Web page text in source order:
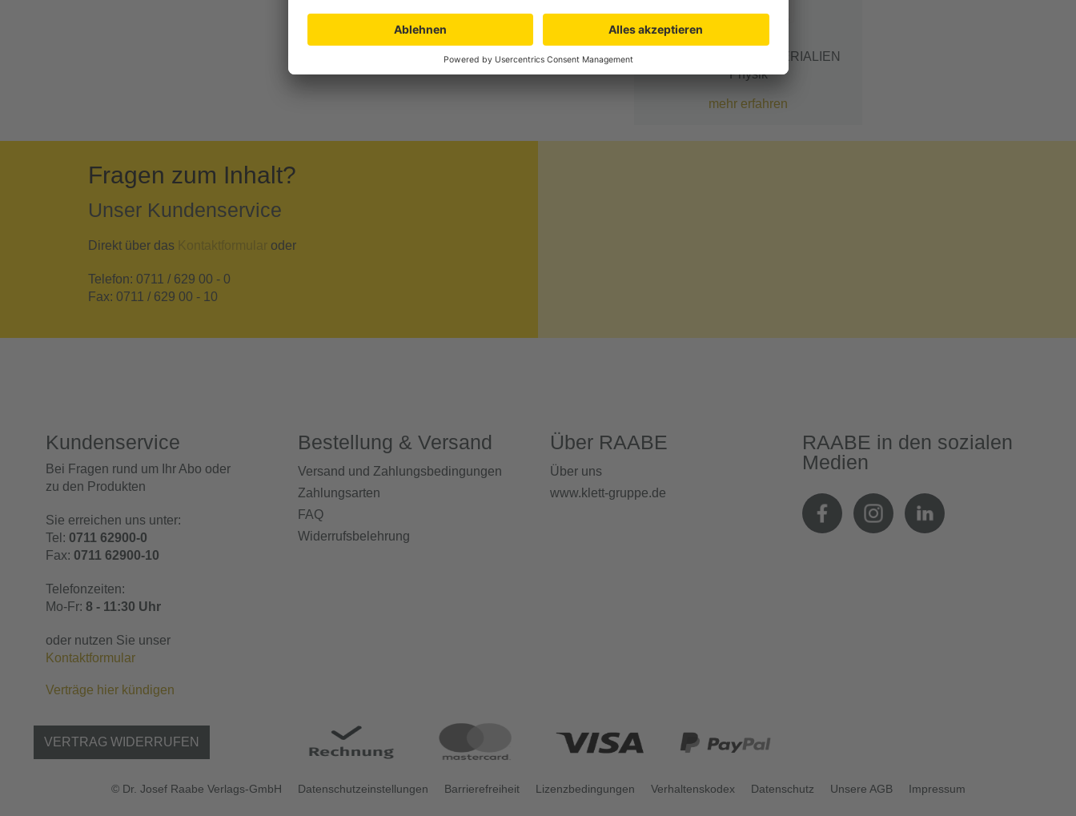
UNTERRICHTS-MATERIALIEN
Physik
mehr erfahren
Fragen zum Inhalt?
Unser Kundenservice
Direkt über das Kontaktformularoder
Telefon: 0711 / 629 00 - 0
Fax: 0711 / 629 00 - 10
Kundenservice
Bei Fragen rund um Ihr Abo oder
zu den Produkten
Sie erreichen uns unter:
Tel: 0711 62900-0
Fax: 0711 62900-10
Telefonzeiten:
Mo-Fr: 8 - 11:30 Uhr
oder nutzen Sie unser
Kontaktformular
Verträge hier kündigen
Bestellung & Versand
Versand und Zahlungsbedingungen
Zahlungsarten
FAQ
Widerrufsbelehrung
Über RAABE
Über uns
www.klett-gruppe.de
RAABE in den sozialen
Medien
VERTRAG WIDERRUFEN
© Dr. Josef Raabe Verlags-GmbH Datenschutzeinstellungen Barrierefreiheit Lizenzbedingungen Verhaltenskodex Datenschutz Unsere AGB Impressum